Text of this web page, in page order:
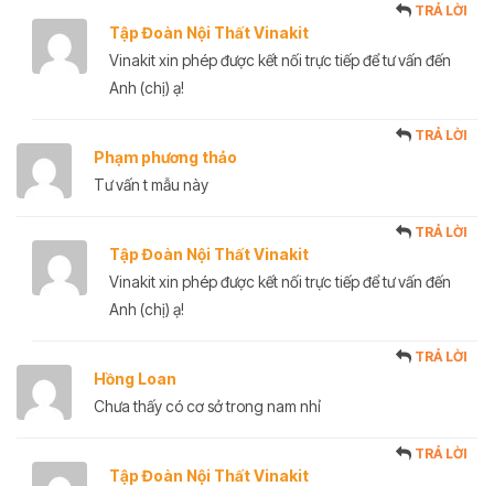
Tập Đoàn Nội Thất Vinakit
TRẢ LỜI
Vinakit xin phép được kết nối trực tiếp để tư vấn đến
Anh (chị) ạ!
Phạm phương thảo
TRẢ LỜI
Tư vấn t mẫu này
Tập Đoàn Nội Thất Vinakit
TRẢ LỜI
Vinakit xin phép được kết nối trực tiếp để tư vấn đến
Anh (chị) ạ!
Hồng Loan
TRẢ LỜI
Chưa thấy có cơ sở trong nam nhỉ
Tập Đoàn Nội Thất Vinakit
TRẢ LỜI